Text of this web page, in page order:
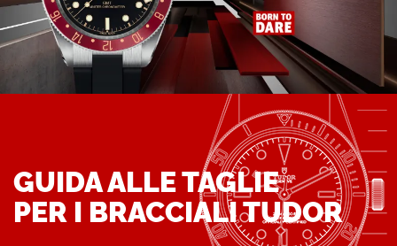
GUIDA ALLE TAGLIE
PER I BRACCIALI TUDOR